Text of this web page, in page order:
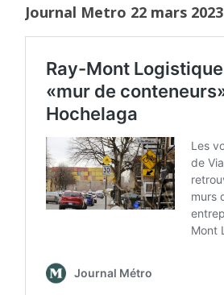
Journal Metro 22 mars 2023